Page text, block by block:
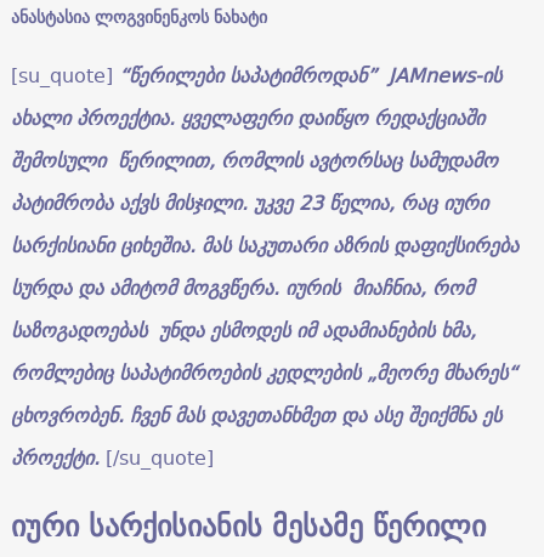
ანასტასია ლოგვინენკოს ნახატი
[su_quote] “წერილები საპატიმროდან” JAMnews-ის
ახალი პროექტია.ყველაფერი დაიწყო რედაქციაში
შემოსული წერილით, რომლის ავტორსაც სამუდამო
პატიმრობა აქვს მისჯილი.უკვე23წელია, რაც იური
სარქისიანი ციხეშია. მას საკუთარი აზრის დაფიქსირება
სურდა და ამიტომ მოგვწერა. იურის მიაჩნია, რომ
საზოგადოებას უნდაესმოდეს იმ ადამიანების ხმა,
რომლებიც საპატიმროების კედლების „მეორე მხარეს“
ცხოვრობენ. ჩვენ მას დავეთანხმეთ და ასე შეიქმნაეს
პროექტი.[/su_quote]
იური სარქისიანის მესამე წერილი